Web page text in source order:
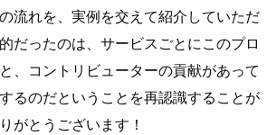
流れを、実例を交えて紹介していただ
だったのは、サービスごとにこのプロ
、コントリビューターの貢献があって
るのだということを再認識することが
がとうございます！